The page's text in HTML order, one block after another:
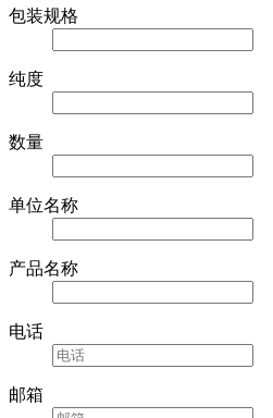
包装规格
纯度
数量
单位名称
产品名称
电话
邮箱